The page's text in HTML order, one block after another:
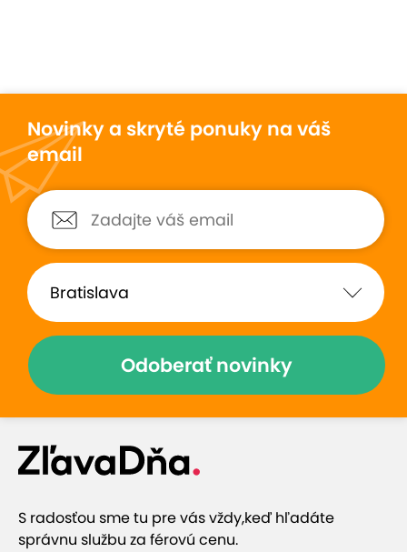
Novinky a skryté ponuky na váš
email
Odoberať novinky
S radosťou sme tu pre vás vždy,keď hľadáte
správnu službu za férovú cenu.